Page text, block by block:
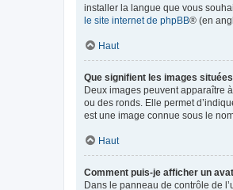
installer la langue que vous
le site internet de phpBB® (en
Haut
Que signifient les images
Deux images peuvent apparaître
ou des ronds. Elle permet
est une image connue sous le
Haut
Comment puis-je afficher un
Dans le panneau de contrôle de